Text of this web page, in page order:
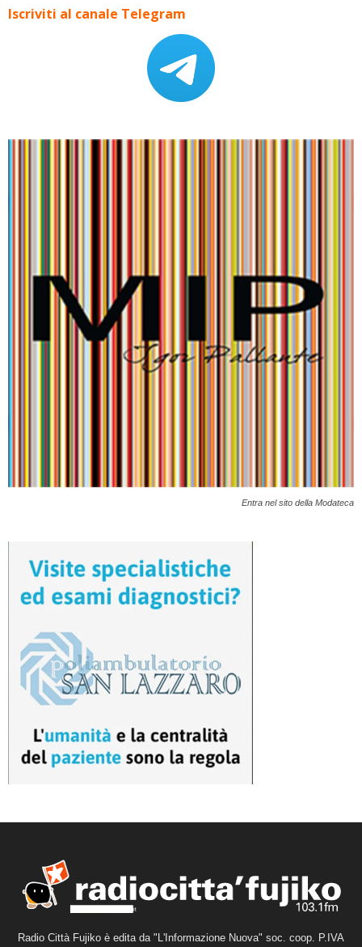
Iscriviti al canale Telegram
Entra nel sito della Modateca
Radio Città Fujiko è edita da "L'Informazione Nuova" soc. coop. P.IVA